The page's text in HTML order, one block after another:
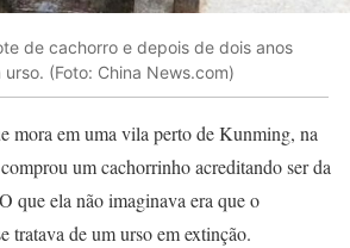
de cachorro e depois de dois anos
(Foto: China News.com)
mora em uma vila perto de Kunming, na
um cachorrinho acreditando ser da
que ela não imaginava era que o
tratava de um urso em extinção.